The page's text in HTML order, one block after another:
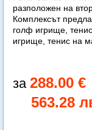
разположен на
Комплексът
голф игрище,
игрище, тенис на
288.00 €
563.28